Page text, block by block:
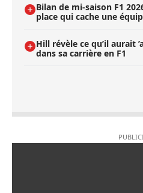
Bilan de mi-saison F1
place qui cache une
Hill révèle ce qu’il aurait
dans sa carrière en F1